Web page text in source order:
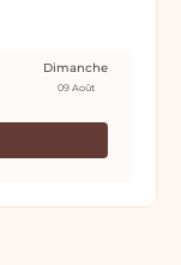
Dimanche
09 Août